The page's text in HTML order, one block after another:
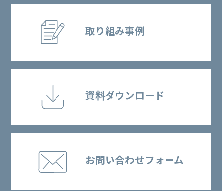
取り組み事例
資料ダウンロード
お問い合わせフォーム